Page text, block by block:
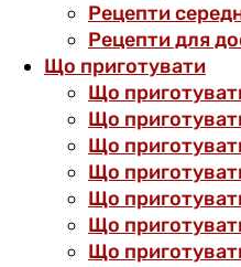
Рецепти
Рецепти для
Що приготувати
Що
Що
Що
Що
Що
Що
Що